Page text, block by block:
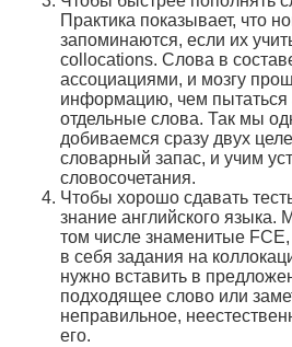
Практика показывает, что
запоминаются, если их
collocations. Слова в
ассоциациями, и мозгу
информацию, чем пытаться
отдельные слова. Так мы
добиваемся сразу двух
словарный запас, и учим
словосочетания.
Чтобы хорошо сдавать
знание английского языка.
том числе знаменитые
в себя задания на
нужно вставить в
подходящее слово или
неправильное,
его.